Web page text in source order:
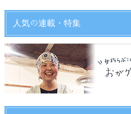
人気の連載・特集